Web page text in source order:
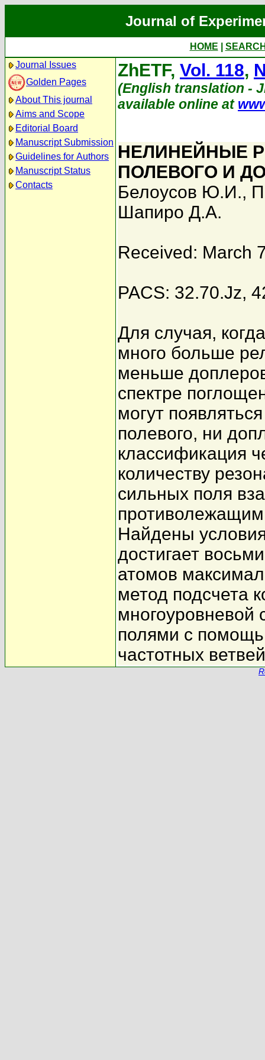
Journal of
HOME
Journal Issues
Golden Pages
About This journal
Aims and Scope
Editorial Board
Manuscript Submission
Guidelines for Authors
Manuscript Status
Contacts
ZhETF, Vol. 118,
(English translation -
available online at
НЕЛИНЕЙНЫЕ
ПОЛЕВОГО И
Белоусов Ю.И.,
Шапиро Д.А.
Received: March
PACS: 32.70.Jz,
Для случая,
много больше
меньше
спектре
могут
полевого, ни
классификация
количеству
сильных поля
Найдены
достигает
атомов
метод подсчета
многоуровневой
полями с
частотных